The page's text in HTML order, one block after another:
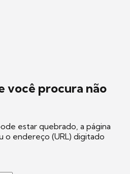
você procura não
estar quebrado, a página
endereço (URL) digitado